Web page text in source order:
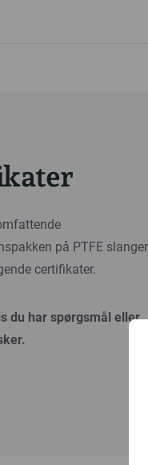
på PTFE
certifikater.
du har spørgsmål eller